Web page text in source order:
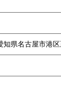
県名古屋市港区